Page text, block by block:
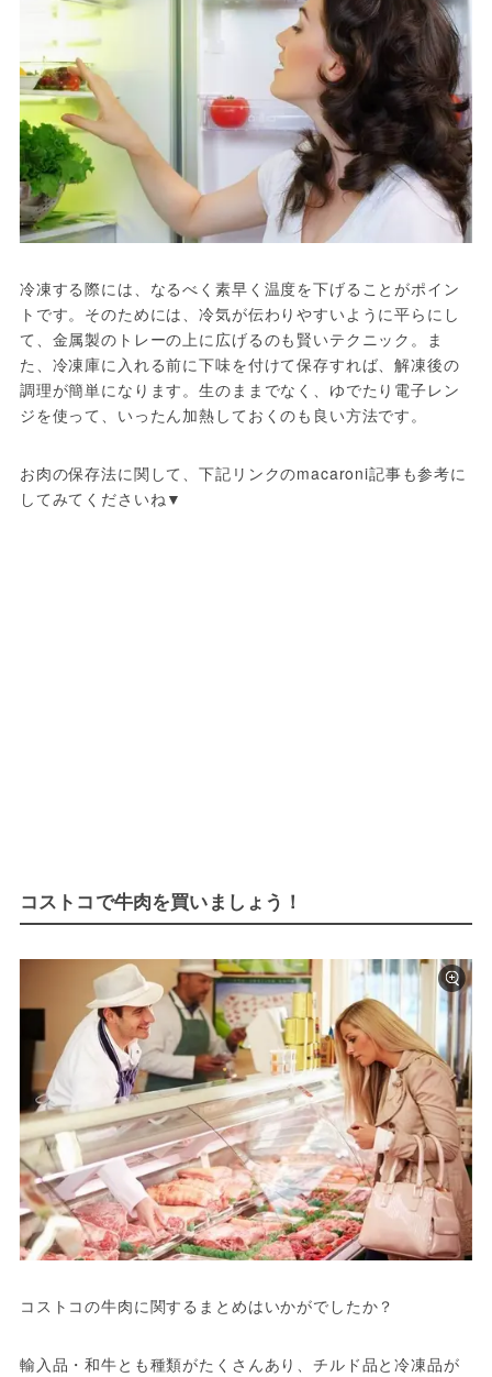
冷凍する際には、なるべく素早く温度を下げることがポイン
トです。そのためには、冷気が伝わりやすいように平らにし
て、金属製のトレーの上に広げるのも賢いテクニック。ま
た、冷凍庫に入れる前に下味を付けて保存すれば、解凍後の
調理が簡単になります。生のままでなく、ゆでたり電子レン
ジを使って、いったん加熱しておくのも良い方法です。
お肉の保存法に関して、下記リンクのmacaroni記事も参考に
してみてくださいね▼
コストコで牛肉を買いましょう！
コストコの牛肉に関するまとめはいかがでしたか？
輸入品・和牛とも種類がたくさんあり、チルド品と冷凍品が